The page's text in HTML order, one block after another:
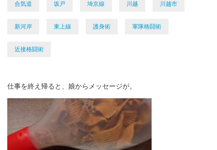
合気道 坂戸 埼京線 川越 川越市
新河岸 東上線 護身術 軍隊格闘術
近接格闘術
仕事を終え帰ると、娘からメッセージが。